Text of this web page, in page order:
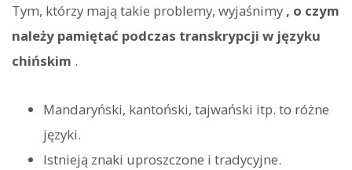
Tym, którzy mają takie problemy, wyjaśnimy , o czym
należy pamiętać podczas transkrypcji w języku
chińskim .
Mandaryński, kantoński, tajwański itp. to różne
języki.
Istnieją znaki uproszczone i tradycyjne.